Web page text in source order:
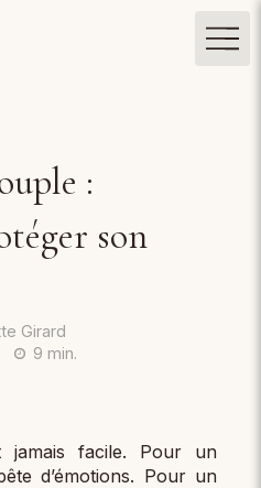
:
son
Girard
9 min.
jamais facile. Pour un
d’émotions. Pour un